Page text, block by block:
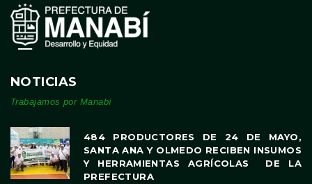
NOTICIAS
Trabajamos por Manabí
484 PRODUCTORES DE 24 DE MAYO,
SANTA ANA Y OLMEDO RECIBEN INSUMOS
Y HERRAMIENTAS AGRÍCOLAS DE LA
PREFECTURA